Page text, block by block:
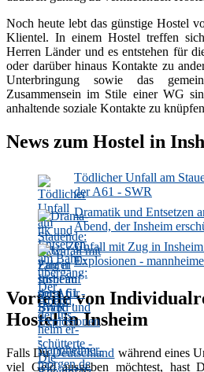
Noch heute lebt das günstige Hostel
Klientel. In einem Hostel treffen
Herren Länder und es entstehen für
oder darüber hinaus Kontakte zu
Unterbringung sowie das
Zusammensein im Stile einer WG
anhaltende soziale Kontakte zu
News zum Hostel in
Tödlicher Unfall am
der A61 - SWR
Dra­ma­tik und Ent­set­zen
Abend, der Ins­heim
Unfall mit Zug in
Explosionen -
Vorteile von
Hostel in Insheim
Falls DuDeutschland während eines
viel Geld ausgeben möchtest, hast